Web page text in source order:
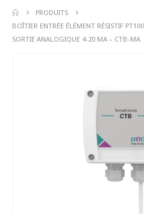
PRODUITS
BOÎTIER ENTRÉE ÉLÉMENT RÉSISTIF
SORTIE ANALOGIQUE 4-20 MA – CTB-MA